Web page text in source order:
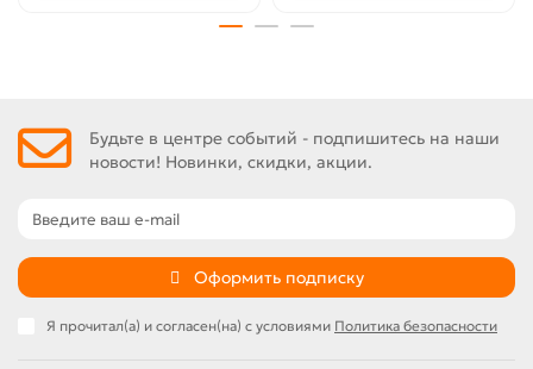
Будьте в центре событий - подпишитесь на наши
новости! Новинки, скидки, акции.
Оформить подписку
Я прочитал(а) и согласен(на) с условиями Политика безопасности